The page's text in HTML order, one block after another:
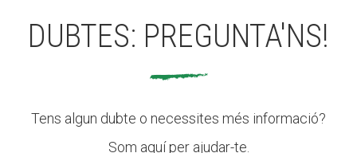
DUBTES: PREGUNTA'NS!
Tens algun dubte o necessites més informació?
Som aquí per ajudar-te.